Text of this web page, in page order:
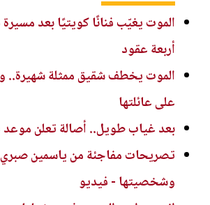
الموت يغيّب فنانًا كويتيًا بعد
أربعة عقود
الموت يخطف شقيق ممثلة شهيرة..
على عائلتها
بعد غياب طويل.. أصالة تعلن
تصريحات مفاجئة من ياسمين
وشخصيتها - فيديو